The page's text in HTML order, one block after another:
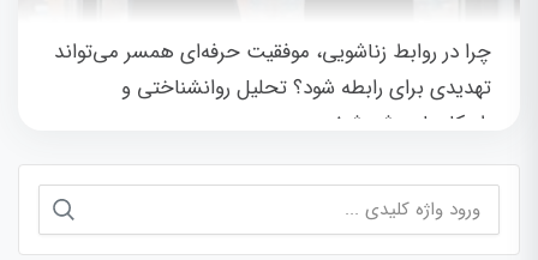
چرا در روابط زناشویی، موفقیت حرفه‌ای همسر می‌تواند
تهدیدی برای رابطه شود؟ تحلیل روانشناختی و
راهکارهای رشد شخصی
جستجو
برای: